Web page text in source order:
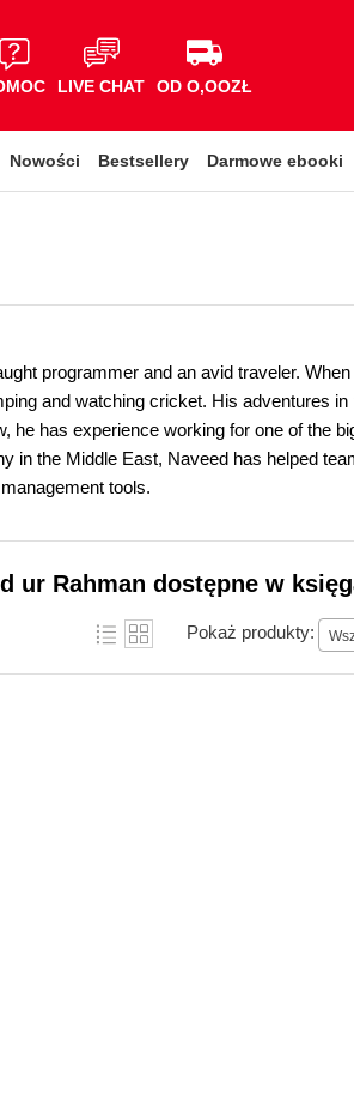
LIVE CHAT OD O,OOZŁ
Nowości Bestsellery Darmowe ebooki
programmer and an avid traveler.
and watching cricket. His adventures
he has experience working for one of the
in the Middle East, Naveed has helped
tools.
ur Rahman dostępne w
Pokaż produkty: